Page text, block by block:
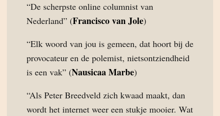
“De scherpste online columnist van
Nederland” (Francisco van Jole)
“Elk woord van jou is gemeen, dat hoort bij de
provocateur en de polemist, nietsontziendheid
is een vak” (Nausicaa Marbe)
“Als Peter Breedveld zich kwaad maakt, dan
wordt het internet weer een stukje mooier. Wat